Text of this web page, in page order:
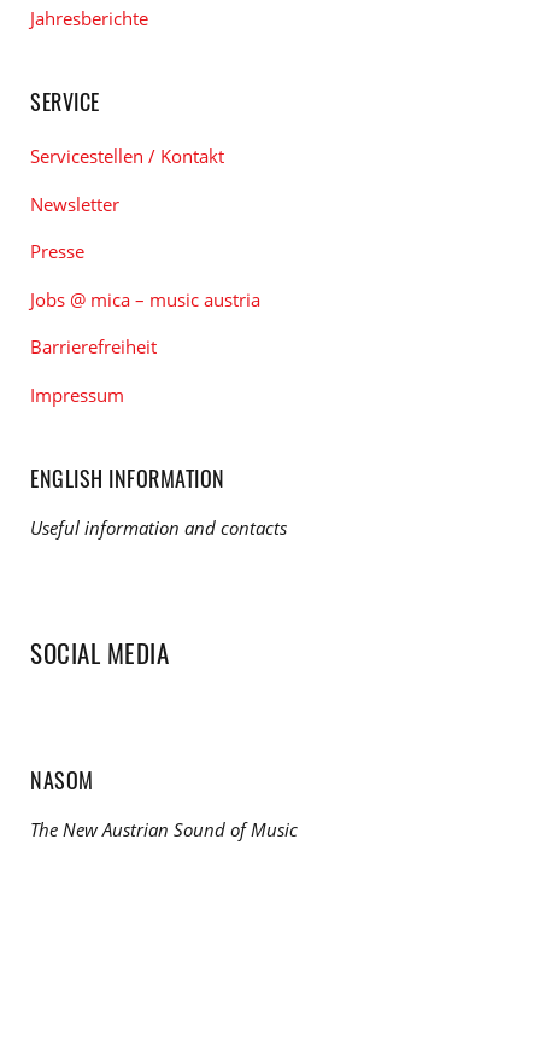
Jahresberichte
SERVICE
Servicestellen / Kontakt
Newsletter
Presse
Jobs @ mica – music austria
Barrierefreiheit
Impressum
ENGLISH INFORMATION
Useful information and contacts
SOCIAL MEDIA
NASOM
The New Austrian Sound of Music